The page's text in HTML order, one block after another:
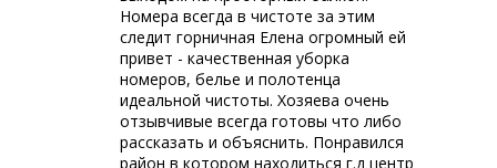
Номера всегда в чистоте за этим
следит горничная Елена огромный ей
привет - качественная уборка
номеров, белье и полотенца
идеальной чистоты. Хозяева очень
отзывчивые всегда готовы что либо
рассказать и объяснить. Понравился
район в котором находиться г.д центр